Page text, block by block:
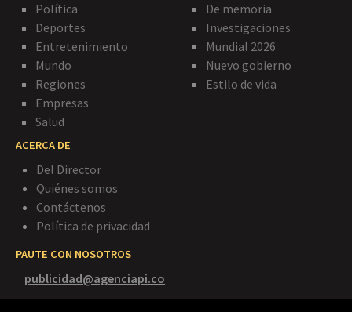
Política
Deportes
Entretenimiento
Mundo
Regiones
Empresas
Salud
De memoria
Investigaciones
Mundial 2026
Nuevo gobierno
Estilo de vida
ACERCA DE
Del Director
Quiénes somos
Contáctenos
Política de privacidad
PAUTE CON NOSOTROS
publicidad@agenciapi.co